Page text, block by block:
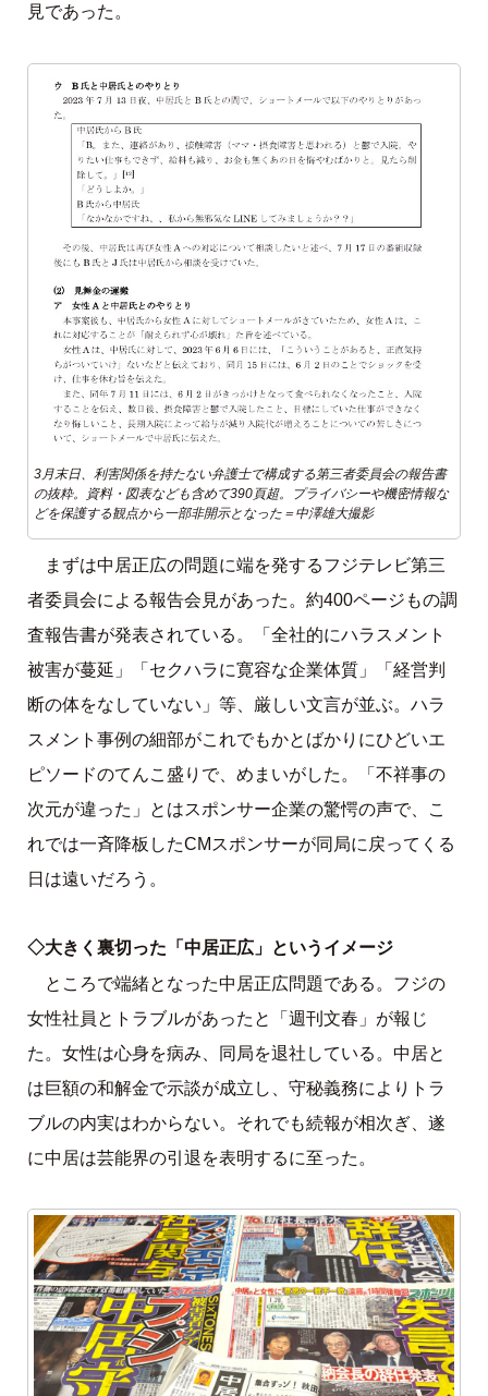
見であった。
3月末日、利害関係を持たない弁護士で構成する第三者委員会の報告書
の抜粋。資料・図表なども含めて390頁超。プライバシーや機密情報な
どを保護する観点から一部非開示となった＝中澤雄大撮影
まずは中居正広の問題に端を発するフジテレビ第三
者委員会による報告会見があった。約400ページもの調
査報告書が発表されている。「全社的にハラスメント
被害が蔓延」「セクハラに寛容な企業体質」「経営判
断の体をなしていない」等、厳しい文言が並ぶ。ハラ
スメント事例の細部がこれでもかとばかりにひどいエ
ピソードのてんこ盛りで、めまいがした。「不祥事の
次元が違った」とはスポンサー企業の驚愕の声で、こ
れでは一斉降板したCMスポンサーが同局に戻ってくる
日は遠いだろう。
◇大きく裏切った「中居正広」というイメージ
ところで端緒となった中居正広問題である。フジの
女性社員とトラブルがあったと「週刊文春」が報じ
た。女性は心身を病み、同局を退社している。中居と
は巨額の和解金で示談が成立し、守秘義務によりトラ
ブルの内実はわからない。それでも続報が相次ぎ、遂
に中居は芸能界の引退を表明するに至った。